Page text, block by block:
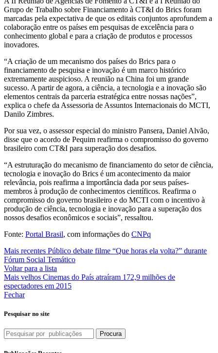
Grupo de Trabalho sobre Financiamento à CT&I do Brics foram
marcadas pela expectativa de que os editais conjuntos aprofundem a
colaboração entre os países em pesquisas de excelência para o
conhecimento global e para a criação de produtos e processos
inovadores.
“A criação de um mecanismo dos países do Brics para o
financiamento de pesquisa e inovação é um marco histórico
extremamente auspicioso. A reunião na China foi um grande
sucesso. A partir de agora, a ciência, a tecnologia e a inovação são
elementos centrais da parceria estratégica entre nossas nações”,
explica o chefe da Assessoria de Assuntos Internacionais do MCTI,
Danilo Zimbres.
Por sua vez, o assessor especial do ministro Pansera, Daniel Alvão,
disse que o acordo de Pequim reafirma o compromisso do governo
brasileiro com CT&I para superação dos desafios.
“A estruturação do mecanismo de financiamento do setor de ciência,
tecnologia e inovação do Brics é um acontecimento da maior
relevância, pois reafirma a importância dada por seus países-
membros à produção de conhecimentos científicos. Reafirma o
compromisso do governo brasileiro e do MCTI com o incentivo à
produção de ciência, tecnologia e inovação para a superação dos
nossos desafios econômicos e sociais”, ressaltou.
Fonte: Portal Brasil, com informações do CNPq
Mais recentes Público debate filme “Que horas ela volta?” durante
Fórum Social Temático
Voltar para a lista
Mais velhos Cinemas do País atraíram 172,9 milhões de
espectadores em 2015
Fechar
Pesquisar no site
Procura